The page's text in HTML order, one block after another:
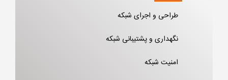
طراحی و اجرای شبکه
نگهداری و پشتیبانی شبکه
امنیت شبکه